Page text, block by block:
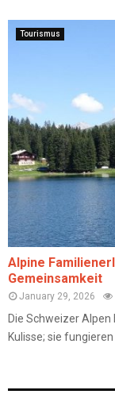
Tourismus
Alpine
Gemeinsamkeit
January 29, 2026
Die Schweizer
Kulisse; sie fungieren